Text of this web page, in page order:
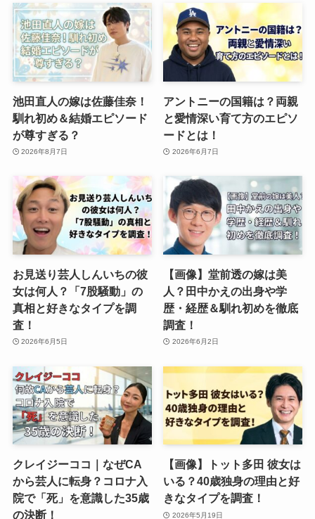
池田直人の嫁は佐藤佳奈！
馴れ初め＆結婚エピソード
が尊すぎる？
2026年8月7日
アントニーの国籍は？両親
と愛情深い育て方のエピソ
ードとは！
2026年6月7日
お見送り芸人しんいちの彼
女は何人？「7股騒動」の
真相と好きなタイプを調
査！
2026年6月5日
【画像】堂前透の嫁は美
人？田中かえの出身や学
歴・経歴＆馴れ初めを徹底
調査！
2026年6月2日
クレイジーココ｜なぜCA
から芸人に転身？コロナ入
院で「死」を意識した35歳
の決断！
【画像】トット多田 彼女は
いる？40歳独身の理由と好
きなタイプを調査！
2026年5月19日